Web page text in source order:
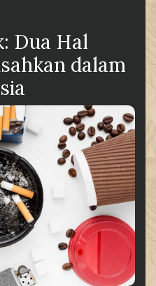
Dua Hal
dalam